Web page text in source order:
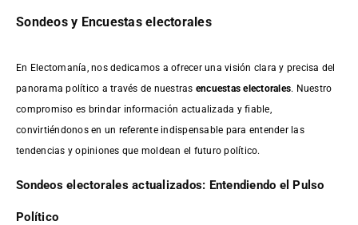
Sondeos y Encuestas electorales
En Electomanía, nos dedicamos a ofrecer una visión clara y precisa del
panorama político a través de nuestras encuestas electorales. Nuestro
compromiso es brindar información actualizada y fiable,
convirtiéndonos en un referente indispensable para entender las
tendencias y opiniones que moldean el futuro político.
Sondeos electorales actualizados: Entendiendo el Pulso
Político